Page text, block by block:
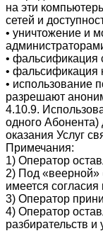
на эти
сетей и
• уничтожение и
• фальсификация
• фальсификация
• использование
разрешают
4.10.9.
одного
оказания Услуг
Примечания:
1) Оператор
2) Под «веерной»
имеется
3) Оператор
4) Оператор
разбирательств и